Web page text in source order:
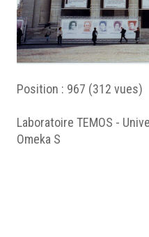
Position : 967 (312 vues)
Laboratoire TEMOS -
Omeka S